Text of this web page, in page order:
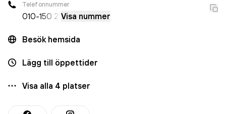
Telefonnummer
010-150 21 Visa nummer
Besök hemsida
Lägg till öppettider
Visa alla 4 platser